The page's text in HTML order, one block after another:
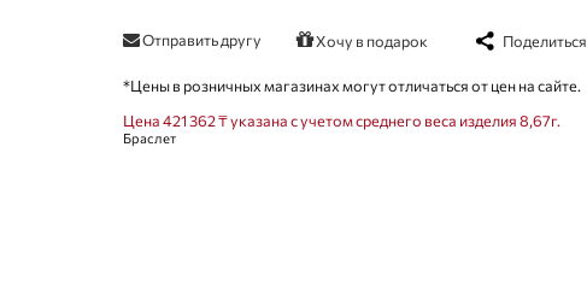
Отправить другу Хочу в подарок Поделиться
*Цены в розничных магазинах могут отличаться от цен на сайте.
Цена 421 362 ₸ указана с учетом среднего веса изделия 8,67г.
Браслет